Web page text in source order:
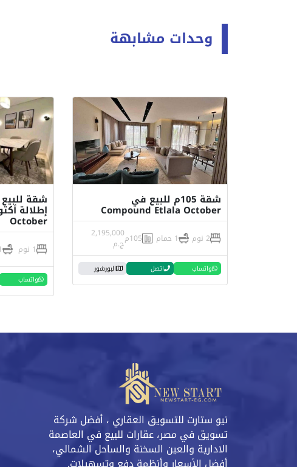
وحدات مشابهة
شقة 105م للبيع في
Compound Etlala October
2 نوم 1 حمام 105م 2,195,000
ج.م
واتساب اتصل البورشور
October
1 نوم 1
واتساب
نيو ستارت للتسويق العقاري ، أفضل شركة
تسويق في مصر، عقارات للبيع في العاصمة
الادارية والعين السخنة والساحل الشمالي،